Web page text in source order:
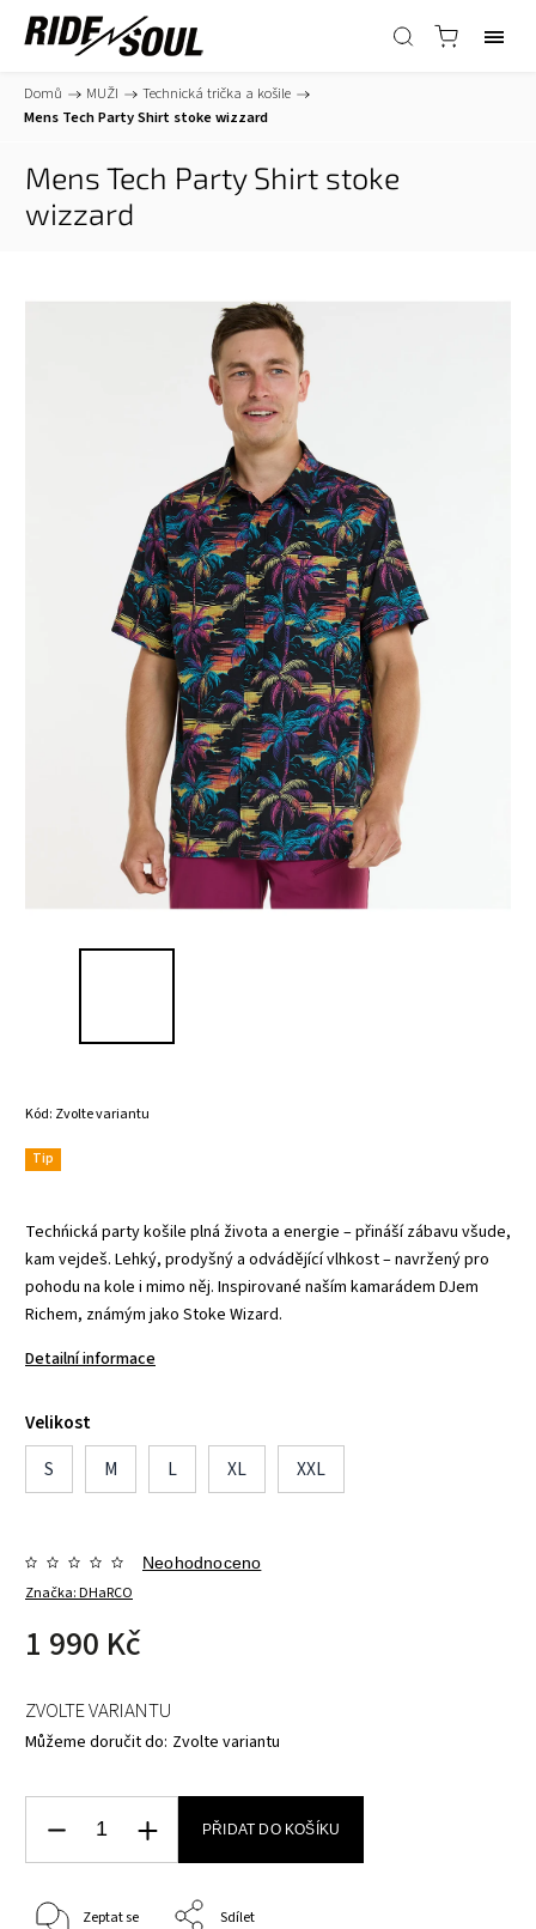
Domů / MUŽI / Technická trička a košile /
Mens Tech Party Shirt stoke wizzard
Mens Tech Party Shirt stoke
wizzard
Kód: Zvolte variantu
Tip
Techńická party košile plná života a energie – přináší zábavu všude,
kam vejdeš. Lehký, prodyšný a odvádějící vlhkost – navržený pro
pohodu na kole i mimo něj. Inspirované naším kamarádem DJem
Richem, známým jako Stoke Wizard.
Detailní informace
Velikost
S
M L XL XXL
Značka:DHaRCO
Neohodnoceno
1 990 Kč
ZVOLTE VARIANTU
Můžeme doručit do: Zvolte variantu
PŘIDAT DO KOŠÍKU
Zeptat se Sdílet